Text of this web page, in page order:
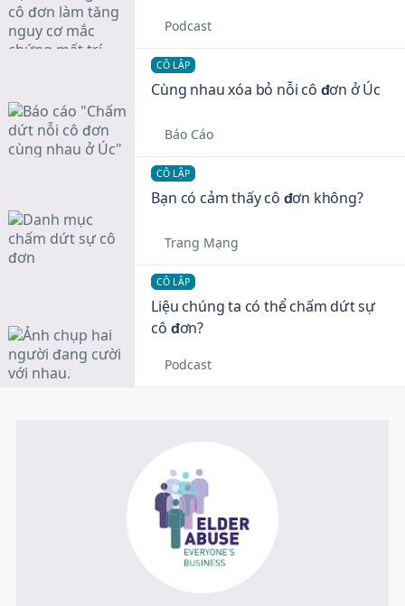
Podcast
CÔ LẬP
Cùng nhau xóa bỏ nỗi cô đơn ở Úc
Báo Cáo
CÔ LẬP
Bạn có cảm thấy cô đơn không?
Trang Mạng
CÔ LẬP
Liệu chúng ta có thể chấm dứt sự
cô đơn?
Podcast